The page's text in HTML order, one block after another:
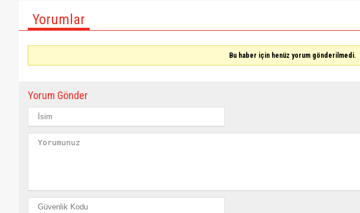
Yorumlar
Bu haber için henüz yorum gönderilmedi.
Yorum Gönder